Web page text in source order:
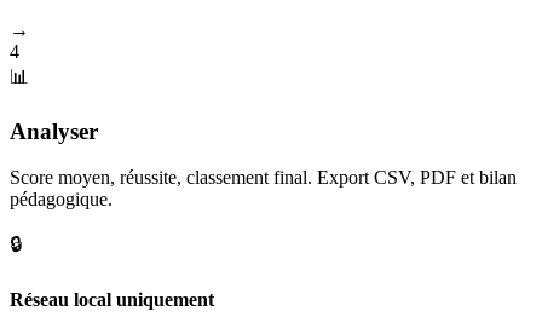
→
4
📊
Analyser
Score moyen, réussite, classement final. Export CSV, PDF et bilan
pédagogique.
🔒
Réseau local uniquement